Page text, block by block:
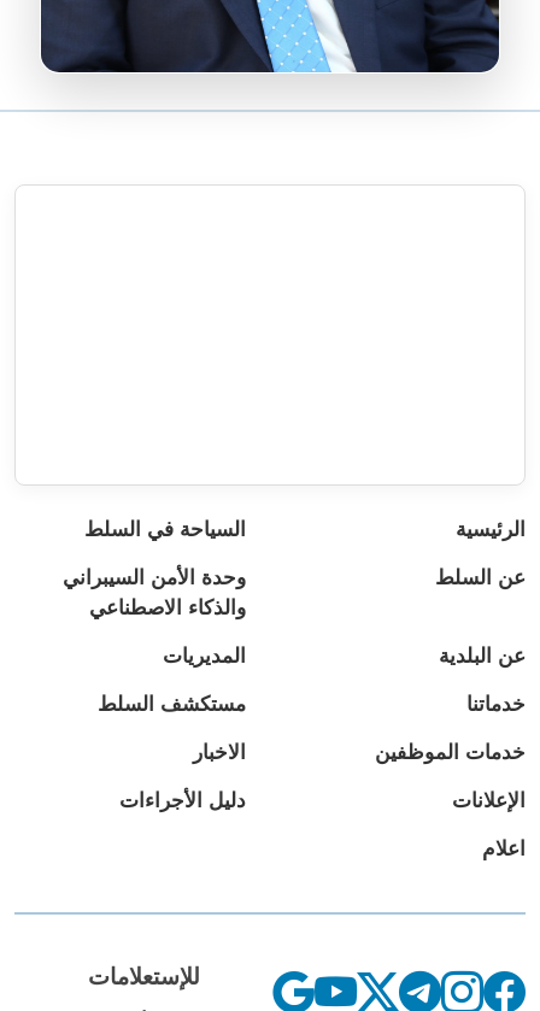
الرئيسية السياحة في السلط
عن السلط
وحدة الأمن السيبراني
والذكاء الاصطناعي
عن البلدية المديريات
خدماتنا مستكشف السلط
خدمات الموظفين الاخبار
الإعلانات دليل الأجراءات
اعلام
للإستعلامات